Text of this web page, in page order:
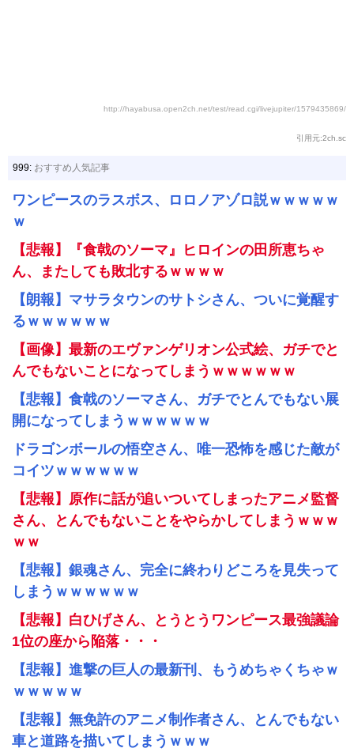
http://hayabusa.open2ch.net/test/read.cgi/livejupiter/1579435869/
引用元:2ch.sc
999: おすすめ人気記事
ワンピースのラスボス、ロロノアゾロ説ｗｗｗｗｗ
ｗ
【悲報】『食戟のソーマ』ヒロインの田所恵ちゃ
ん、またしても敗北するｗｗｗｗ
【朗報】マサラタウンのサトシさん、ついに覚醒す
るｗｗｗｗｗｗ
【画像】最新のエヴァンゲリオン公式絵、ガチでと
んでもないことになってしまうｗｗｗｗｗｗ
【悲報】食戟のソーマさん、ガチでとんでもない展
開になってしまうｗｗｗｗｗｗ
ドラゴンボールの悟空さん、唯一恐怖を感じた敵が
コイツｗｗｗｗｗｗ
【悲報】原作に話が追いついてしまったアニメ監督
さん、とんでもないことをやらかしてしまうｗｗｗ
ｗｗ
【悲報】銀魂さん、完全に終わりどころを見失って
しまうｗｗｗｗｗｗ
【悲報】白ひげさん、とうとうワンピース最強議論
1位の座から陥落・・・
【悲報】進撃の巨人の最新刊、もうめちゃくちゃｗ
ｗｗｗｗｗ
【悲報】無免許のアニメ制作者さん、とんでもない
車と道路を描いてしまうｗｗｗ